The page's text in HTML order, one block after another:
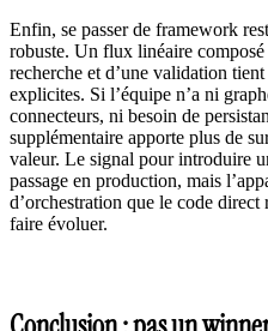
Enfin, se passer de framework
robuste. Un flux linéaire composé
recherche et d’une validation
explicites. Si l’équipe n’a ni
connecteurs, ni besoin de
supplémentaire apporte plus de
valeur. Le signal pour introduire
passage en production, mais
d’orchestration que le code
faire évoluer.